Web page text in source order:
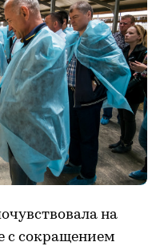
на
с сокращением